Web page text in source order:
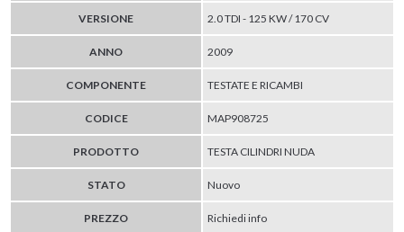
VERSIONE 2.0 TDI - 125 KW / 170 CV
ANNO 2009
COMPONENTE TESTATE E RICAMBI
CODICE MAP908725
PRODOTTO TESTA CILINDRI NUDA
STATO Nuovo
PREZZO Richiedi info